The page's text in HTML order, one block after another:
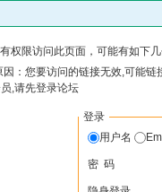
权限访问此页面，可能有如下
因：您要访问的链接无效,可能链
,请先登录论坛
登录
用户名
密 码